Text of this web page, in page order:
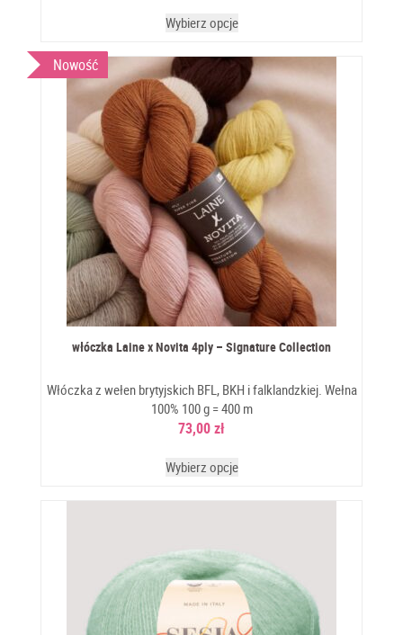
Wybierz opcje
Nowość
włóczka Laine x Novita 4ply – Signature Collection
Włóczka z wełen brytyjskich BFL, BKH i falklandzkiej. Wełna
100% 100 g = 400 m
73,00zł
Wybierz opcje